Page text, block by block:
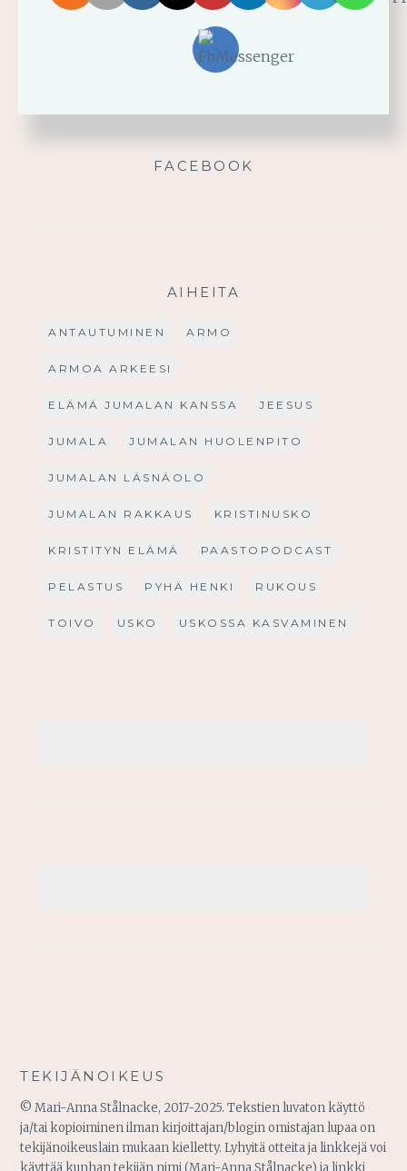
FACEBOOK
AIHEITA
ANTAUTUMINEN ARMO
ARMOA ARKEESI
ELÄMÄ JUMALAN KANSSA JEESUS
JUMALA JUMALAN HUOLENPITO
JUMALAN LÄSNÄOLO
JUMALAN RAKKAUS KRISTINUSKO
KRISTITYN ELÄMÄ PAASTOPODCAST
PELASTUS PYHÄ HENKI RUKOUS
TOIVO USKO USKOSSA KASVAMINEN
TEKIJÄNOIKEUS
© Mari-Anna Stålnacke, 2017-2025. Tekstien luvaton käyttö
ja/tai kopioiminen ilman kirjoittajan/blogin omistajan lupaa on
tekijänoikeuslain mukaan kielletty. Lyhyitä otteita ja linkkejä voi
käyttää kunhan tekijän nimi (Mari-Anna Stålnacke) ja linkki